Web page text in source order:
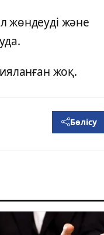
жөндеуді және
жоқ.
Бөлісу